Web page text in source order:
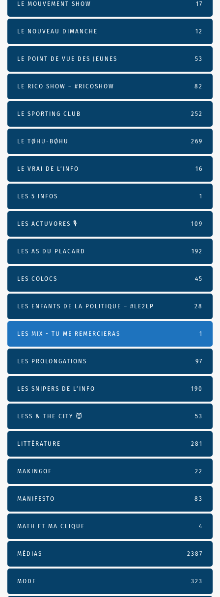
LE MOUVEMENT SHOW 17
LE NOUVEAU DIMANCHE 12
LE POINT DE VUE DES JEUNES 53
LE RICO SHOW – #RICOSHOW 82
LE SPORTING CLUB 252
LE TØHU-BØHU 269
LE VRAI DE L’INFO 16
LES 5 INFOS 1
LES ACTUVORES 🎙 109
LES AS DU PLACARD 192
LES COLOCS 45
LES ENFANTS DE LA POLITIQUE – #LE2LP 28
LES MIX - TU ME REMERCIERAS 1
LES PROLONGATIONS 97
LES SNIPERS DE L’INFO 190
LESS & THE CITY 😈 53
LITTÉRATURE 281
MAKINGOF 22
MANIFESTO 83
MATH ET MA CLIQUE 4
MÉDIAS 2387
MODE 323